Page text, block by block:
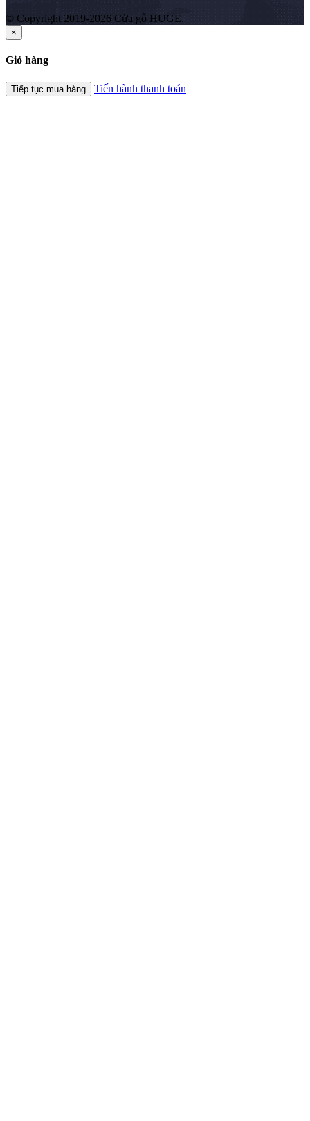
© Copyright 2019-2026 Cửa gỗ HUGE.
×
Giỏ hàng
Tiếp tục mua hàng Tiến hành thanh toán